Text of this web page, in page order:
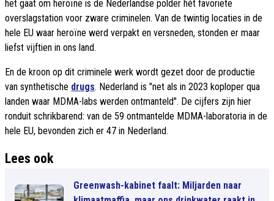
het gaat om heroïne is de Nederlandse polder hét favoriete
overslagstation voor zware criminelen. Van de twintig locaties in de
hele EU waar heroïne werd verpakt en versneden, stonden er maar
liefst vijftien in ons land.
En de kroon op dit criminele werk wordt gezet door de productie
van synthetische drugs. Nederland is "net als in 2023 koploper qua
landen waar MDMA-labs werden ontmanteld". De cijfers zijn hier
ronduit schrikbarend: van de 59 ontmantelde MDMA-laboratoria in de
hele EU, bevonden zich er 47 in Nederland.
Lees ook
Greenwash-kabinet faalt: Miljarden naar